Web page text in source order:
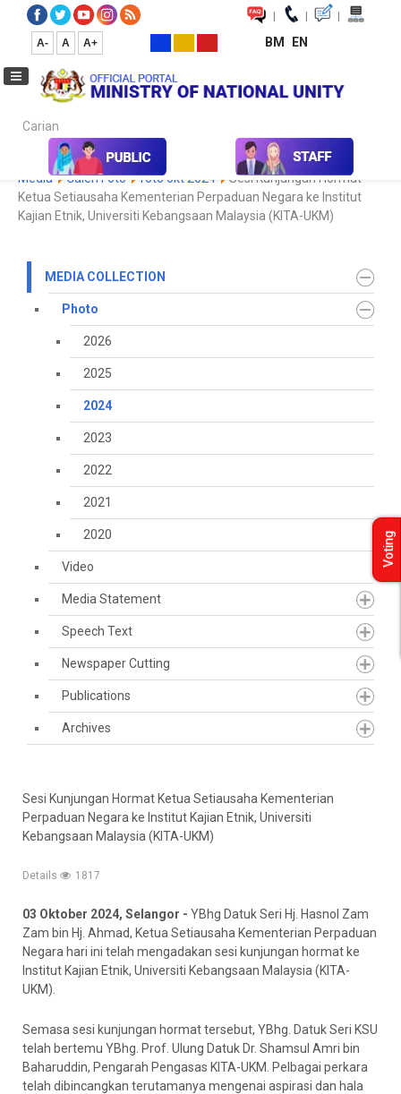
| | |
A- A A+ BM EN
Carian...
Media Media Collection Photo 2024
Koleksi
Media
Galeri Foto foto okt 2024
Sesi Kunjungan Hormat
Ketua Setiausaha Kementerian Perpaduan Negara ke Institut
Kajian Etnik, Universiti Kebangsaan Malaysia (KITA-UKM)
MEDIA COLLECTION
Photo
2026
2025
2024
2023
2022
2021
2020
Video
Media Statement
Speech Text
Newspaper Cutting
Publications
Archives
Sesi Kunjungan Hormat Ketua Setiausaha Kementerian
Perpaduan Negara ke Institut Kajian Etnik, Universiti
Kebangsaan Malaysia (KITA-UKM)
Details 1817
03 Oktober 2024, Selangor - YBhg Datuk Seri Hj. Hasnol Zam
Zam bin Hj. Ahmad, Ketua Setiausaha Kementerian Perpaduan
Negara hari ini telah mengadakan sesi kunjungan hormat ke
Institut Kajian Etnik, Universiti Kebangsaan Malaysia (KITA-
UKM).
Semasa sesi kunjungan hormat tersebut, YBhg. Datuk Seri KSU
telah bertemu YBhg. Prof. Ulung Datuk Dr. Shamsul Amri bin
Baharuddin, Pengarah Pengasas KITA-UKM. Pelbagai perkara
telah dibincangkan terutamanya mengenai aspirasi dan hala
Voting